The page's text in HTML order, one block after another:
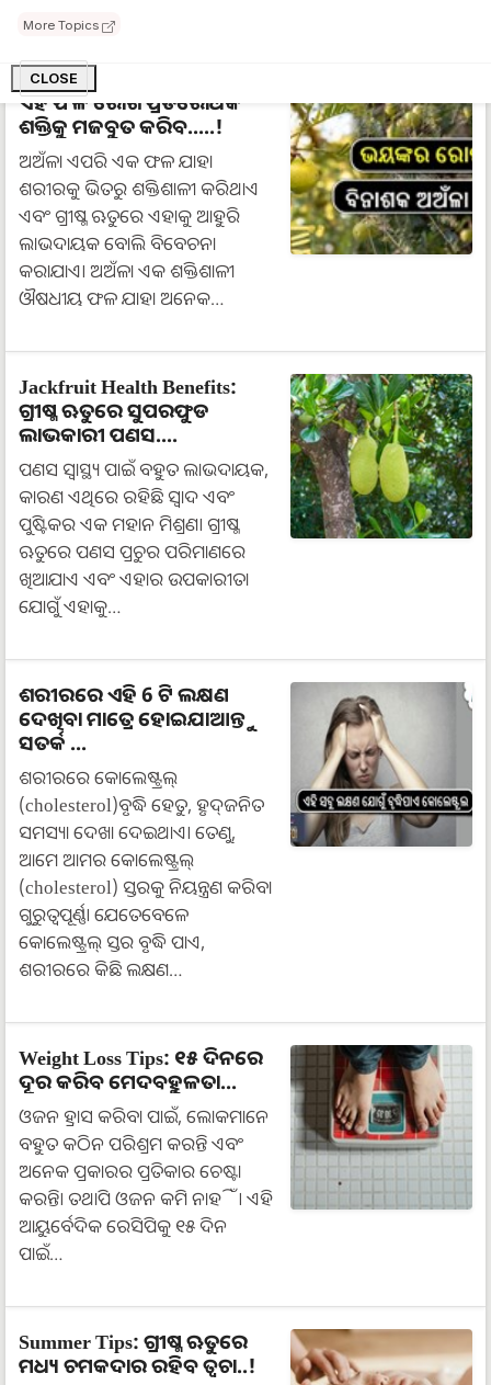
More Topics
CLOSE
ଏହି ଫଳ ରୋଗ ପ୍ରତିରୋଧକ
ଶକ୍ତିକୁ ମଜବୁତ କରିବ.....!
ଅଅଁଳା ଏପରି ଏକ ଫଳ ଯାହା
ଶରୀରକୁ ଭିତରୁ ଶକ୍ତିଶାଳୀ କରିଥାଏ
ଏବଂ ଗ୍ରୀଷ୍ମ ଋତୁରେ ଏହାକୁ ଆହୁରି
ଲାଭଦାୟକ ବୋଲି ବିବେଚନା
କରାଯାଏ। ଅଅଁଳା ଏକ ଶକ୍ତିଶାଳୀ
ଔଷଧୀୟ ଫଳ ଯାହା ଅନେକ…
Jackfruit Health Benefits:
ଗ୍ରୀଷ୍ମ ଋତୁରେ ସୁପରଫୁଡ
ଲାଭକାରୀ ପଣସ....
ପଣସ ସ୍ୱାସ୍ଥ୍ୟ ପାଇଁ ବହୁତ ଲାଭଦାୟକ,
କାରଣ ଏଥିରେ ରହିଛି ସ୍ୱାଦ ଏବଂ
ପୁଷ୍ଟିକର ଏକ ମହାନ ମିଶ୍ରଣ। ଗ୍ରୀଷ୍ମ
ଋତୁରେ ପଣସ ପ୍ରଚୁର ପରିମାଣରେ
ଖିଆଯାଏ ଏବଂ ଏହାର ଉପକାରୀତା
ଯୋଗୁଁ ଏହାକୁ…
ଶରୀରରେ ଏହି 6 ଟି ଲକ୍ଷଣ
ଦେଖିବା ମାତ୍ରେ ହୋଇଯାଆନ୍ତୁ
ସତର୍କ ...
ଶରୀରରେ କୋଲେଷ୍ଟ୍ରଲ୍
(cholesterol)ବୃଦ୍ଧି ହେତୁ, ହୃଦ୍‌ଜନିତ
ସମସ୍ୟା ଦେଖା ଦେଇଥାଏ। ତେଣୁ,
ଆମେ ଆମର କୋଲେଷ୍ଟ୍ରଲ୍
(cholesterol) ସ୍ତରକୁ ନିୟନ୍ତ୍ରଣ କରିବା
ଗୁରୁତ୍ୱପୂର୍ଣ୍ଣ। ଯେତେବେଳେ
କୋଲେଷ୍ଟ୍ରଲ୍ ସ୍ତର ବୃଦ୍ଧି ପାଏ,
ଶରୀରରେ କିଛି ଲକ୍ଷଣ…
Weight Loss Tips: ୧୫ ଦିନରେ
ଦୂର କରିବ ମେଦବହୁଳତା...
ଓଜନ ହ୍ରାସ କରିବା ପାଇଁ, ଲୋକମାନେ
ବହୁତ କଠିନ ପରିଶ୍ରମ କରନ୍ତି ଏବଂ
ଅନେକ ପ୍ରକାରର ପ୍ରତିକାର ଚେଷ୍ଟା
କରନ୍ତି। ତଥାପି ଓଜନ କମି ନାହିଁ। ଏହି
ଆୟୁର୍ବେଦିକ ରେସିପିକୁ ୧୫ ଦିନ
ପାଇଁ…
Summer Tips: ଗ୍ରୀଷ୍ମ ଋତୁରେ
ମଧ୍ୟ ଚମକଦାର ରହିବ ତ୍ୱଚା..!